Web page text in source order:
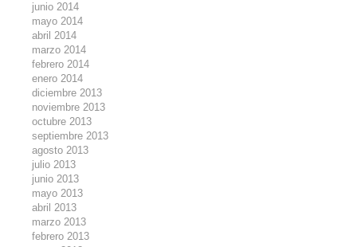
junio 2014
mayo 2014
abril 2014
marzo 2014
febrero 2014
enero 2014
diciembre 2013
noviembre 2013
octubre 2013
septiembre 2013
agosto 2013
julio 2013
junio 2013
mayo 2013
abril 2013
marzo 2013
febrero 2013